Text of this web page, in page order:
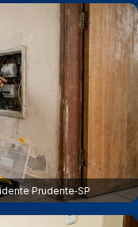
Prudente‑SP